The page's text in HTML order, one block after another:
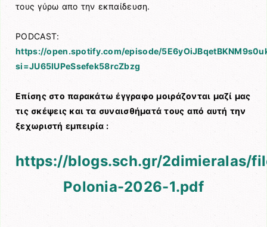
τους γύρω απο την εκπαίδευση.
PODCAST:
https://open.spotify.com/episode/
si=JU65IUPeSsefek58rcZbzg
Επίσης στο παρακάτω έγγραφο μοιράζονται μαζί μας
τις σκέψεις και τα συναισθήματά τους από αυτή την
ξεχωριστή εμπειρία :
https://blogs.sch.gr/2dimieralas/
Polonia-2026-1.pdf